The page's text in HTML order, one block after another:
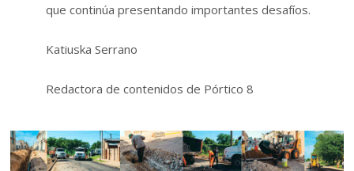
que continúa presentando importantes desafíos.
Katiuska Serrano
Redactora de contenidos de Pórtico 8